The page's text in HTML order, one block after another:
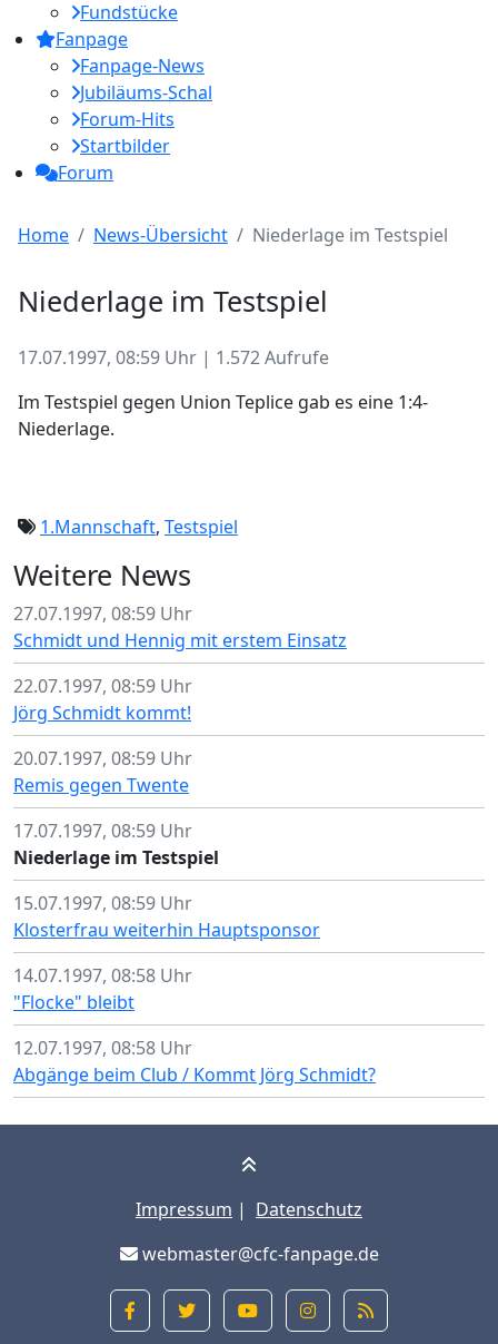
Fundstücke
Fanpage
Fanpage-News
Jubiläums-Schal
Forum-Hits
Startbilder
Forum
Home News-Übersicht Niederlage im Testspiel
Niederlage im Testspiel
17.07.1997, 08:59 Uhr | 1.572 Aufrufe
Im Testspiel gegen Union Teplice gab es eine 1:4-
Niederlage.
1.Mannschaft, Testspiel
Weitere News
27.07.1997, 08:59 Uhr
Schmidt und Hennig mit erstem Einsatz
22.07.1997, 08:59 Uhr
Jörg Schmidt kommt!
20.07.1997, 08:59 Uhr
Remis gegen Twente
17.07.1997, 08:59 Uhr
Niederlage im Testspiel
15.07.1997, 08:59 Uhr
Klosterfrau weiterhin Hauptsponsor
14.07.1997, 08:58 Uhr
"Flocke" bleibt
12.07.1997, 08:58 Uhr
Abgänge beim Club / Kommt Jörg Schmidt?
Impressum | Datenschutz
webmaster@cfc-fanpage.de